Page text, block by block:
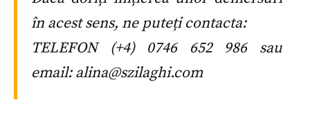
în acest sens, ne puteți contacta:
TELEFON (+4) 0746 652 986 sau
email: alina@szilaghi.com